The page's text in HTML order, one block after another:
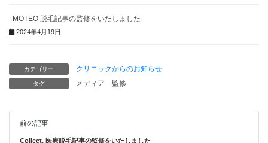
MOTEO 脱毛記事の監修をいたしました
2024年4月19日
カテゴリー クリニックからのお知らせ
タグ メディア 監修
前の記事
Collect. 医療脱毛記事の監修をいたしました